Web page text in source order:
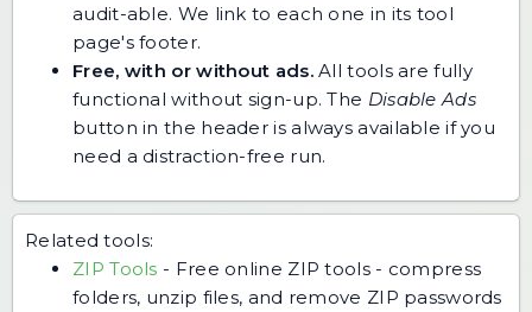
audit-able. We link to each one in its tool
page's footer.
Free, with or without ads.All tools are fully
functional without sign-up. The Disable Ads
button in the header is always available if you
need a distraction-free run.
Related tools:
ZIP Tools - Free online ZIP tools - compress
folders, unzip files, and remove ZIP passwords